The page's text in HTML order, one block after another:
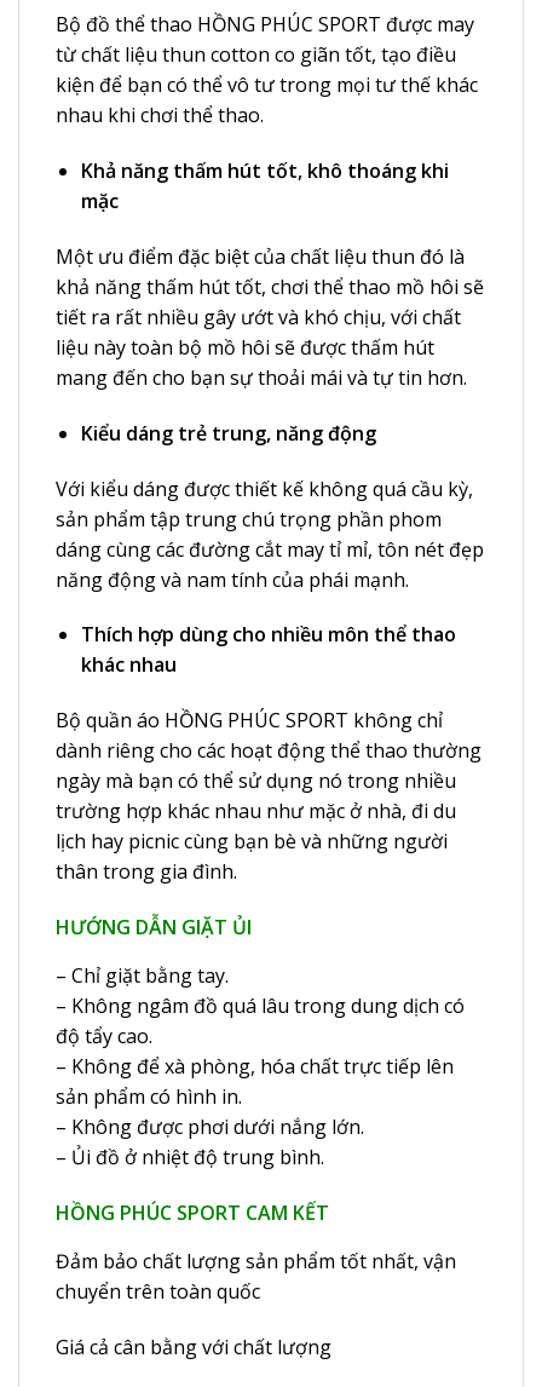
Bộ đồ thể thao HỒNG PHÚC SPORT được may
từ chất liệu thun cotton co giãn tốt, tạo điều
kiện để bạn có thể vô tư trong mọi tư thế khác
nhau khi chơi thể thao.
Khả năng thấm hút tốt, khô thoáng khi
mặc
Một ưu điểm đặc biệt của chất liệu thun đó là
khả năng thấm hút tốt, chơi thể thao mồ hôi sẽ
tiết ra rất nhiều gây ướt và khó chịu, với chất
liệu này toàn bộ mồ hôi sẽ được thấm hút
mang đến cho bạn sự thoải mái và tự tin hơn.
Kiểu dáng trẻ trung, năng động
Với kiểu dáng được thiết kế không quá cầu kỳ,
sản phẩm tập trung chú trọng phần phom
dáng cùng các đường cắt may tỉ mỉ, tôn nét đẹp
năng động và nam tính của phái mạnh.
Thích hợp dùng cho nhiều môn thể thao
khác nhau
Bộ quần áo HỒNG PHÚC SPORT không chỉ
dành riêng cho các hoạt động thể thao thường
ngày mà bạn có thể sử dụng nó trong nhiều
trường hợp khác nhau như mặc ở nhà, đi du
lịch hay picnic cùng bạn bè và những người
thân trong gia đình.
HƯỚNG DẪN GIẶT ỦI
– Chỉ giặt bằng tay.
– Không ngâm đồ quá lâu trong dung dịch có
độ tẩy cao.
– Không để xà phòng, hóa chất trực tiếp lên
sản phẩm có hình in.
– Không được phơi dưới nắng lớn.
– Ủi đồ ở nhiệt độ trung bình.
HỒNG PHÚC SPORT CAM KẾT
Đảm bảo chất lượng sản phẩm tốt nhất, vận
chuyển trên toàn quốc
Giá cả cân bằng với chất lượng